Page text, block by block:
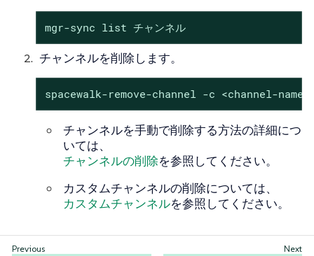
mgr-sync list チャンネル
チャンネルを削除します。
spacewalk-remove-channel -c <channel-name>
チャンネルを手動で削除する方法の詳細につ
いては、
チャンネルの削除を参照してください。
カスタムチャンネルの削除については、
カスタムチャンネルを参照してください。